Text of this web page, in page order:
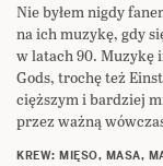
Nie byłem nigdy
na ich muzykę, gdy
w latach 90. Muzykę
Gods, trochę też
cięższym i bardziej
przez ważną
KREW: MIĘSO, MASA,